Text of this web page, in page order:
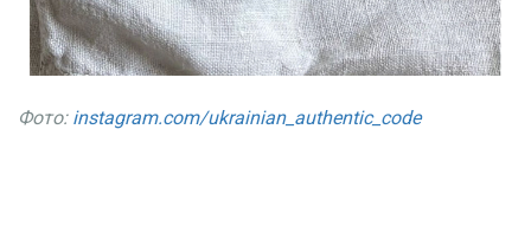
Фото: instagram.com/ukrainian_authentic_code